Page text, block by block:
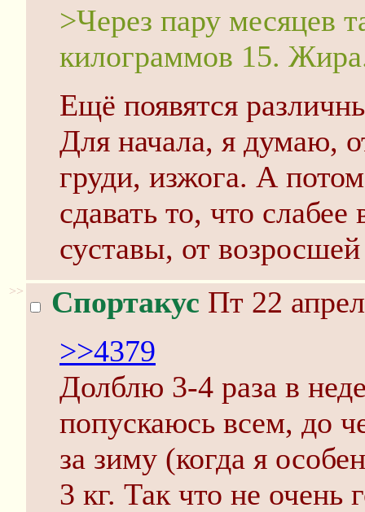
>Через пару месяцев
килограммов 15.
Ещё появятся
Для начала, я думаю,
груди, изжога. А
сдавать то, что
суставы, от
>> Спортакус Пт 22
>>4379
Долблю 3-4 раза в
попускаюсь всем, до
за зиму (когда я
3 кг. Так что не очень